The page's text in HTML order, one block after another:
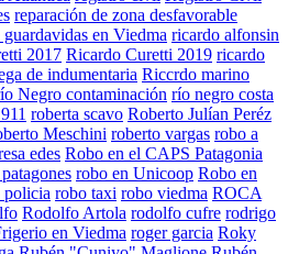
reparación de zona desfavorable
en Viedma ricardo alfonsin
2017 Ricardo Curetti 2019 ricardo
de indumentaria Riccrdo marino
Negro contaminación río negro costa
roberta scavo Roberto Julían Peréz
Meschini roberto vargas robo a
edes Robo en el CAPS Patagonia
robo en Unicoop Robo en
policia robo taxi robo viedma ROCA
Rodolfo Artola rodolfo cufre rodrigo
en Viedma roger garcia Roky